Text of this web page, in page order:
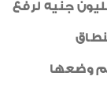
أحمد راشد محافظ الجيزة 120 مليون جنيه لرفع
تم وضعها